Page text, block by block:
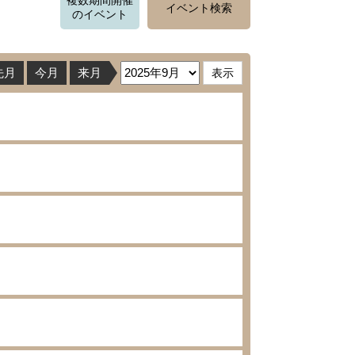
のイベント
イベント検索
月 今月 来月